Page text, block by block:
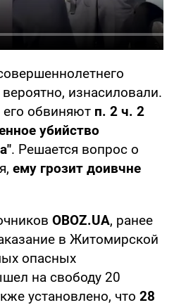
изнасиловали.
его обвиняют п. 2 ч. 2
убийство
. Решается вопрос о
ему грозит доивчне
OBOZ.UA, ранее
в Житомирской
опасных
на свободу 20
установлено, что 28